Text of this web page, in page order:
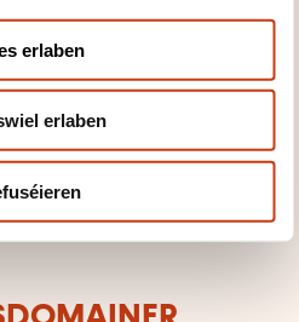
erlaben
erlaben
l'engagement, la
au monde
pairs